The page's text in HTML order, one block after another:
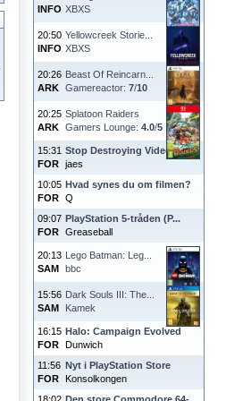
INFO XBXS
20:50
INFO
Yellowcreek Storie...
XBXS
20:26
ARK
Beast Of Reincarn...
Gamereactor: 7/10
20:25
ARK
Splatoon Raiders
Gamers Lounge: 4.0/5
15:31
FOR
Stop Destroying Videoga...
jaes
10:05
FOR
Hvad synes du om filmen?
Q
09:07
FOR
PlayStation 5-tråden (P...
Greaseball
20:13
SAM
Lego Batman: Leg...
bbc
15:56
SAM
Dark Souls III: The...
Kamek
16:15
FOR
Halo: Campaign Evolved
Dunwich
11:56
FOR
Nyt i PlayStation Store
Konsolkongen